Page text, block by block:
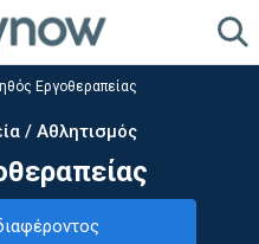
Εργοθεραπείας
/ Αθλητισμός